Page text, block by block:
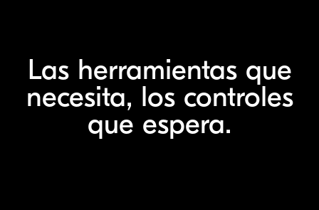
Las herramientas que
necesita, los controles
que espera.